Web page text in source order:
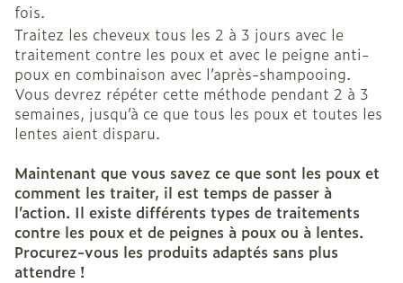
fois.
Traitez les cheveux tous les 2 à 3 jours avec le
traitement contre les poux et avec le peigne anti-
poux en combinaison avec l’après-shampooing.
Vous devrez répéter cette méthode pendant 2 à 3
semaines, jusqu’à ce que tous les poux et toutes les
lentes aient disparu.
Maintenant que vous savez ce que sont les poux et
comment les traiter, il est temps de passer à
l’action. Il existe différents types de traitements
contre les poux et de peignes à poux ou à lentes.
Procurez-vous les produits adaptés sans plus
attendre !